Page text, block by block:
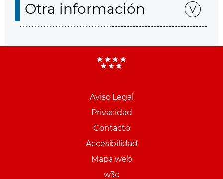
Otra información
Aviso Legal
Privacidad
Contacto
Accesibilidad
Mapa web
w3c